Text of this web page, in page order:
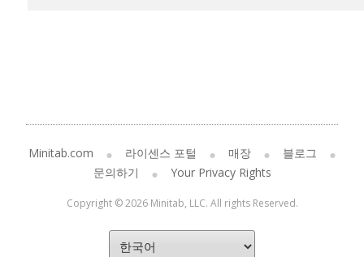
Minitab.com 라이센스 포털 매장
블로그
문의하기
Your Privacy Rights
Copyright © 2026 Minitab, LLC. All rights Reserved.